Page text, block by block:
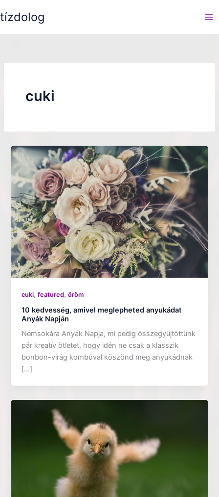
to
tízdolog
cuki
cuki,featured,öröm
10 kedvesség, amivel meglepheted anyukádat
Anyák Napján
Nemsokára Anyák Napja, mi pedig összegyűjtöttünk
pár kreatív ötletet, hogy idén ne csak a klasszik
bonbon-virág kombóval köszönd meg anyukádnak
[…]